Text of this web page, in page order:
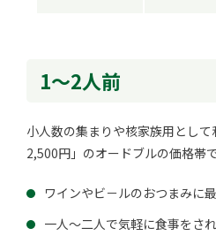
1～2人前
小人数の集まりや核家族用とし
2,500円」のオードブルの価格帯で
ワインやビ－ルのおつまみに最
一人～二人で気軽に食事をさ